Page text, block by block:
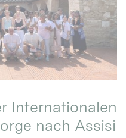
Internationalen
nach Assisi